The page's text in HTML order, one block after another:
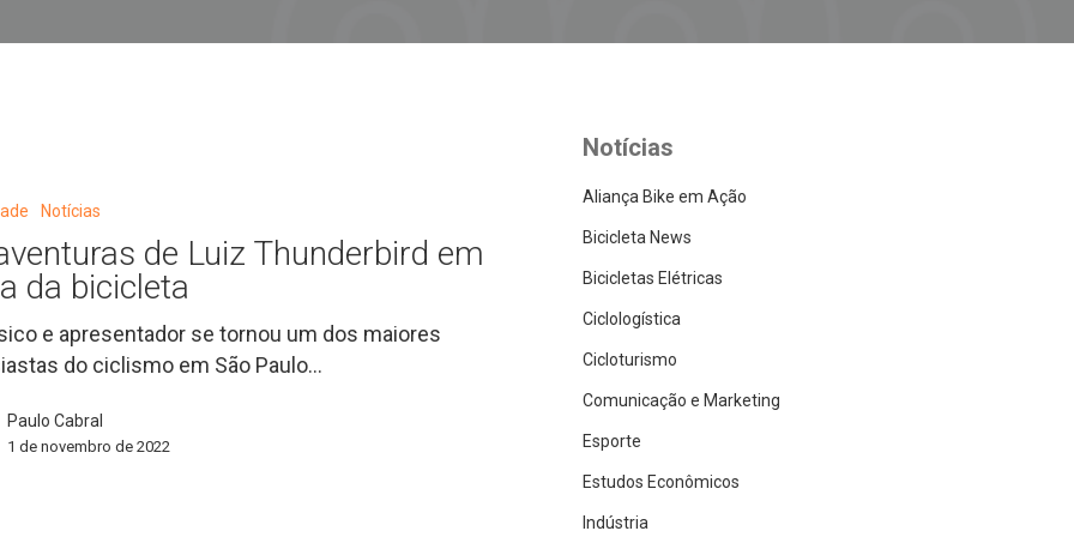
Notícias
de Luiz Thunderbird em
da bicicleta
e apresentador se tornou um dos maiores
do ciclismo em São Paulo…
Paulo Cabral
1 de novembro de 2022
Notícias
Aliança Bike em Ação
Bicicleta News
Bicicletas Elétricas
Ciclologística
Cicloturismo
Comunicação e Marketing
Esporte
Estudos Econômicos
Indústria